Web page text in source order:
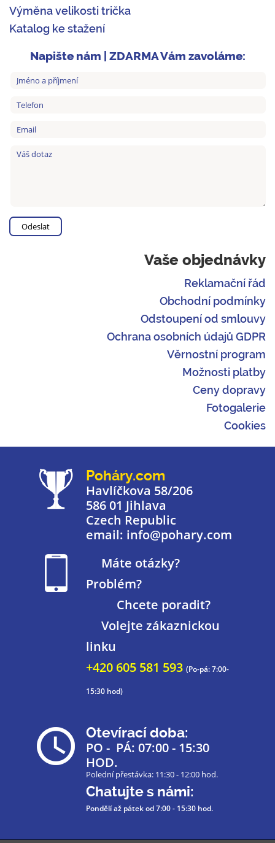
Výměna velikosti trička
Katalog ke stažení
Napište nám | ZDARMA Vám zavoláme:
Vaše objednávky
Reklamační řád
Obchodní podmínky
Odstoupení od smlouvy
Ochrana osobních údajů GDPR
Věrnostní program
Možnosti platby
Ceny dopravy
Fotogalerie
Cookies
Poháry.com
Havlíčkova 58/206
586 01 Jihlava
Czech Republic
email: info@pohary.com
Máte otázky?
Problém?
Chcete poradit?
Volejte zákaznickou
linku
+420 605 581 593 (Po-pá: 7:00-
15:30 hod)
Otevírací doba:
PO - PÁ: 07:00 - 15:30
HOD.
Polední přestávka: 11:30 - 12:00 hod.
Chatujte s námi:
Pondělí až pátekod 7:00 - 15:30 hod.